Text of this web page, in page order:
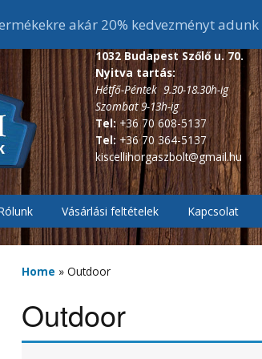
1032 Budapest Szőlő u. 70.
Nyitva tartás:
Hétfő-Péntek 9.30-18.30h-ig
Szombat 9-13h-ig
Tel:+36 70 608-5137
Tel: +36 70 364-5137
kiscellihorgaszbolt@gmail.hu
Bojlis, Pontyozó, Surf
2.7m és 3 m-s
3,9 m-s bojlis
3,6 m-s feeder
Harcsázó botok
Harcifékes, Hátsófékes
Cipők, Bakancsok,
Gumicsizma,
Vásárlási feltételek Kapcsolat
Home » Outdoor
Outdoor
akár 20% kedvezményt